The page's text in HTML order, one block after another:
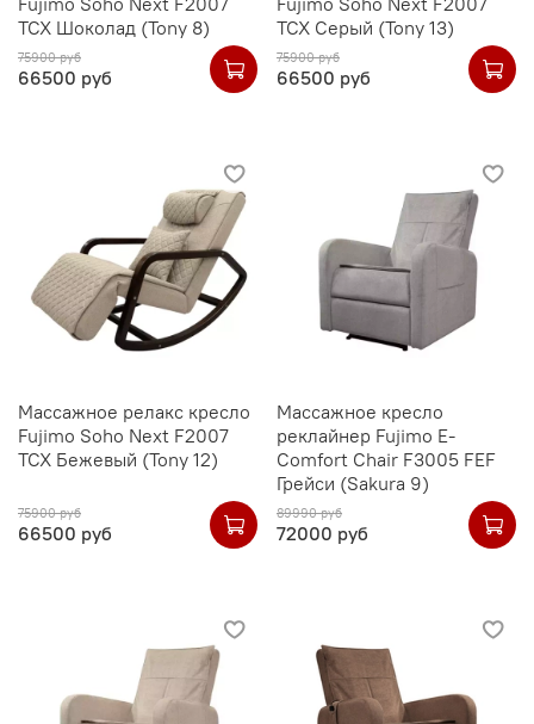
TCX Шоколад (Tony 8)
75900 руб
66500 руб
TCX Серый (Tony 13)
75900 руб
66500 руб
Массажное релакс кресло
Fujimo Soho Next F2007
TCX Бежевый (Tony 12)
75900 руб
66500 руб
Массажное кресло
реклайнер Fujimo E-
Comfort Chair F3005 FEF
Грейси (Sakura 9)
89990 руб
72000 руб